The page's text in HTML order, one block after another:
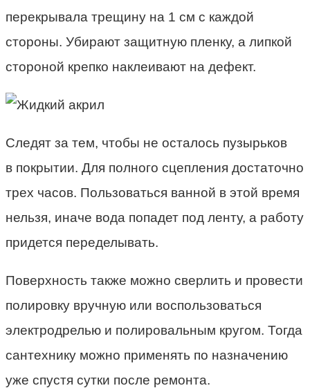
перекрывала трещину на 1 см с каждой
стороны. Убирают защитную пленку, а липкой
стороной крепко наклеивают на дефект.
Следят за тем, чтобы не осталось пузырьков
в покрытии. Для полного сцепления достаточно
трех часов. Пользоваться ванной в этой время
нельзя, иначе вода попадет под ленту, а работу
придется переделывать.
Поверхность также можно сверлить и провести
полировку вручную или воспользоваться
электродрелью и полировальным кругом. Тогда
сантехнику можно применять по назначению
уже спустя сутки после ремонта.